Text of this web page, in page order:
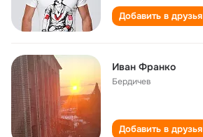
Добавить в друзья
Иван Франко
Бердичев
Добавить в друзья